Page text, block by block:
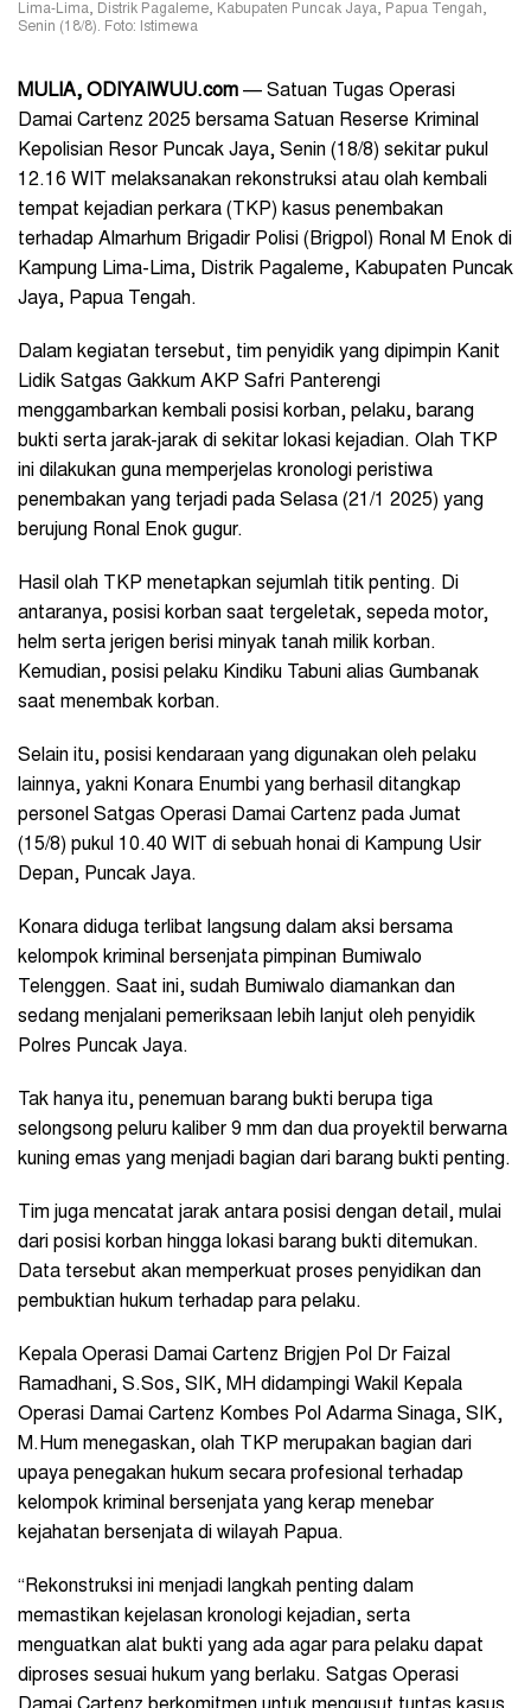
Lima-Lima, Distrik Pagaleme, Kabupaten Puncak Jaya, Papua Tengah,
Senin (18/8). Foto: Istimewa
MULIA, ODIYAIWUU.com — Satuan Tugas Operasi
Damai Cartenz 2025 bersama Satuan Reserse Kriminal
Kepolisian Resor Puncak Jaya, Senin (18/8) sekitar pukul
12.16 WIT melaksanakan rekonstruksi atau olah kembali
tempat kejadian perkara (TKP) kasus penembakan
terhadap Almarhum Brigadir Polisi (Brigpol) Ronal M Enok di
Kampung Lima-Lima, Distrik Pagaleme, Kabupaten Puncak
Jaya, Papua Tengah.
Dalam kegiatan tersebut, tim penyidik yang dipimpin Kanit
Lidik Satgas Gakkum AKP Safri Panterengi
menggambarkan kembali posisi korban, pelaku, barang
bukti serta jarak-jarak di sekitar lokasi kejadian. Olah TKP
ini dilakukan guna memperjelas kronologi peristiwa
penembakan yang terjadi pada Selasa (21/1 2025) yang
berujung Ronal Enok gugur.
Hasil olah TKP menetapkan sejumlah titik penting. Di
antaranya, posisi korban saat tergeletak, sepeda motor,
helm serta jerigen berisi minyak tanah milik korban.
Kemudian, posisi pelaku Kindiku Tabuni alias Gumbanak
saat menembak korban.
Selain itu, posisi kendaraan yang digunakan oleh pelaku
lainnya, yakni Konara Enumbi yang berhasil ditangkap
personel Satgas Operasi Damai Cartenz pada Jumat
(15/8) pukul 10.40 WIT di sebuah honai di Kampung Usir
Depan, Puncak Jaya.
Konara diduga terlibat langsung dalam aksi bersama
kelompok kriminal bersenjata pimpinan Bumiwalo
Telenggen. Saat ini, sudah Bumiwalo diamankan dan
sedang menjalani pemeriksaan lebih lanjut oleh penyidik
Polres Puncak Jaya.
Tak hanya itu, penemuan barang bukti berupa tiga
selongsong peluru kaliber 9 mm dan dua proyektil berwarna
kuning emas yang menjadi bagian dari barang bukti penting.
Tim juga mencatat jarak antara posisi dengan detail, mulai
dari posisi korban hingga lokasi barang bukti ditemukan.
Data tersebut akan memperkuat proses penyidikan dan
pembuktian hukum terhadap para pelaku.
Kepala Operasi Damai Cartenz Brigjen Pol Dr Faizal
Ramadhani, S.Sos, SIK, MH didampingi Wakil Kepala
Operasi Damai Cartenz Kombes Pol Adarma Sinaga, SIK,
M.Hum menegaskan, olah TKP merupakan bagian dari
upaya penegakan hukum secara profesional terhadap
kelompok kriminal bersenjata yang kerap menebar
kejahatan bersenjata di wilayah Papua.
“Rekonstruksi ini menjadi langkah penting dalam
memastikan kejelasan kronologi kejadian, serta
menguatkan alat bukti yang ada agar para pelaku dapat
diproses sesuai hukum yang berlaku. Satgas Operasi